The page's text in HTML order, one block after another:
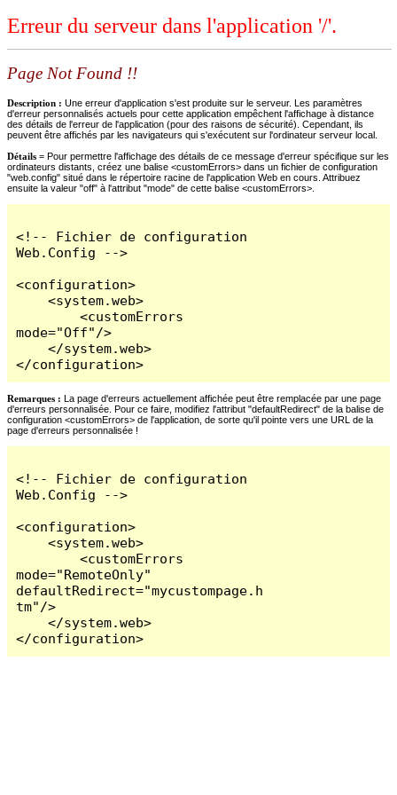
Erreur du serveur dans l'application '/'.
Page Not Found !!
Description : Une erreur d'application s'est produite sur le serveur. Les paramètres
d'erreur personnalisés actuels pour cette application empêchent l'affichage à distance
des détails de l'erreur de l'application (pour des raisons de sécurité). Cependant, ils
peuvent être affichés par les navigateurs qui s'exécutent sur l'ordinateur serveur local.
Détails = Pour permettre l'affichage des détails de ce message d'erreur spécifique sur les
ordinateurs distants, créez une balise <customErrors> dans un fichier de configuration
"web.config" situé dans le répertoire racine de l'application Web en cours. Attribuez
ensuite la valeur "off" à l'attribut "mode" de cette balise <customErrors>.
<!-- Fichier de configuration
Web.Config -->
<configuration>
    <system.web>
        <customErrors
mode="Off"/>
    </system.web>
</configuration>
Remarques : La page d'erreurs actuellement affichée peut être remplacée par une page
d'erreurs personnalisée. Pour ce faire, modifiez l'attribut "defaultRedirect" de la balise de
configuration <customErrors> de l'application, de sorte qu'il pointe vers une URL de la
page d'erreurs personnalisée !
<!-- Fichier de configuration
Web.Config -->
<configuration>
    <system.web>
        <customErrors
mode="RemoteOnly"
defaultRedirect="mycustompage.h
tm"/>
    </system.web>
</configuration>